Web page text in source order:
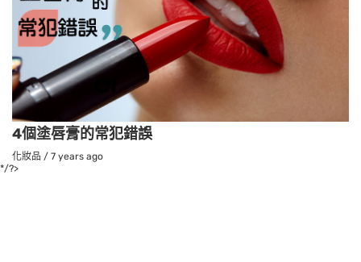
4個塗唇膏的常犯錯誤
化妝品 / 7 years ago
*/?>